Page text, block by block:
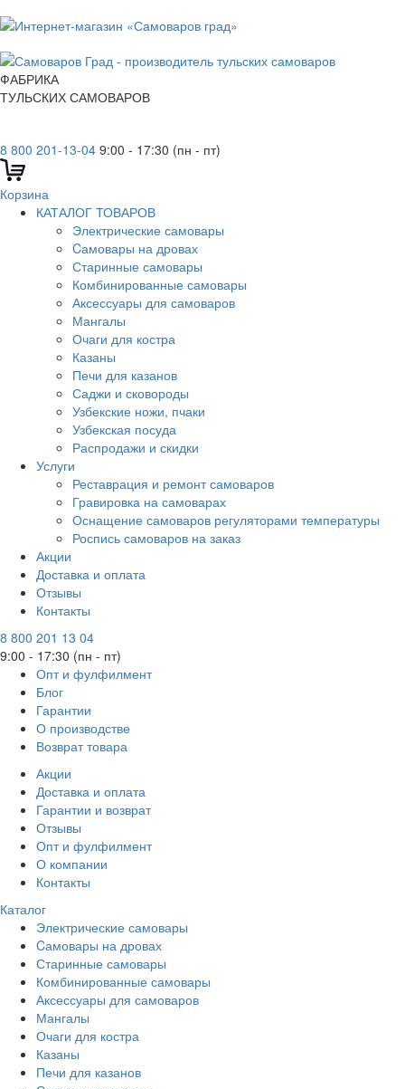
ФАБРИКА
ТУЛЬСКИХ САМОВАРОВ
8 800 201-13-04 9:00 - 17:30 (пн - пт)
Корзина
КАТАЛОГ ТОВАРОВ
Электрические самовары
Cамовары на дровах
Старинные самовары
Комбинированные самовары
Аксессуары для самоваров
Мангалы
Очаги для костра
Казаны
Печи для казанов
Саджи и сковороды
Узбекские ножи, пчаки
Узбекская посуда
Распродажи и скидки
Услуги
Реставрация и ремонт самоваров
Гравировка на самоварах
Оснащение самоваров регуляторами температуры
Роспись самоваров на заказ
Акции
Доставка и оплата
Отзывы
Контакты
8 800 201 13 04
9:00 - 17:30 (пн - пт)
Опт и фулфилмент
Блог
Гарантии
О производстве
Возврат товара
Акции
Доставка и оплата
Гарантии и возврат
Отзывы
Опт и фулфилмент
О компании
Контакты
Каталог
Электрические самовары
Cамовары на дровах
Старинные самовары
Комбинированные самовары
Аксессуары для самоваров
Мангалы
Очаги для костра
Казаны
Печи для казанов